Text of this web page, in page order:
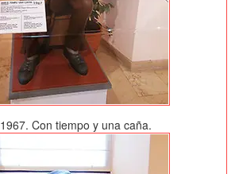
1967. Con tiempo y una caña.